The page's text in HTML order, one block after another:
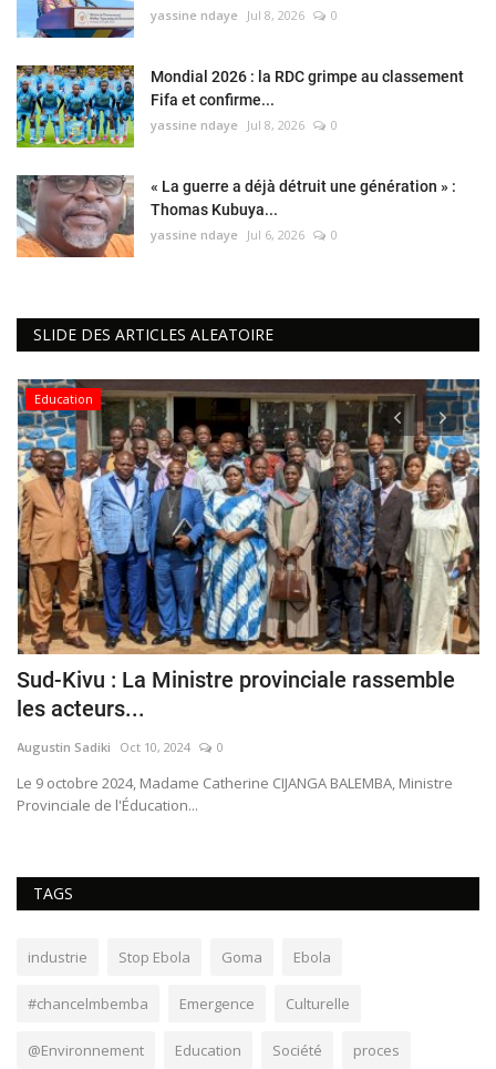
yassine ndaye Jul 8, 2026 0
Mondial 2026 : la RDC grimpe au classement
Fifa et confirme...
yassine ndaye Jul 8, 2026 0
« La guerre a déjà détruit une génération » :
Thomas Kubuya...
yassine ndaye Jul 6, 2026 0
SLIDE DES ARTICLES ALEATOIRE
Education
Sud-Kivu : La Ministre provinciale rassemble
les acteurs...
Augustin Sadiki Oct 10, 2024 0
Le 9 octobre 2024, Madame Catherine CIJANGA BALEMBA, Ministre
Provinciale de l'Éducation...
TAGS
industrie Stop Ebola Goma Ebola
#chancelmbemba Emergence Culturelle
@Environnement Education Société proces